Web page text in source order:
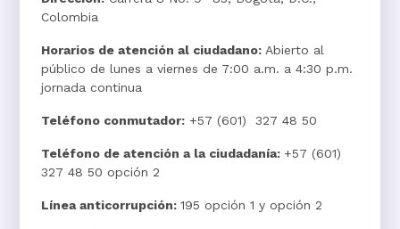
Colombia
Horarios de atención al ciudadano: Abierto al
público de lunes a viernes de 7:00 a.m. a 4:30 p.m.
jornada continua
Teléfono conmutador: +57 (601) 327 48 50
Teléfono de atención a la ciudadanía: +57 (601)
327 48 50 opción 2
Línea anticorrupción:195 opción 1 y opción 2